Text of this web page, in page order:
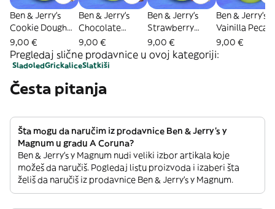
Ben & Jerry's
Cookie Dough
465ml
9,00 €
Ben & Jerry's
Chocolate
Fudge Brownie
465ml
9,00 €
Ben & Jerry's
Strawberry
Cheesecake
465ml
9,00 €
Ben & Jerry's
Vainilla Pecan
Blondie 465ml
9,00 €
Pregledaj slične prodavnice u ovoj kategoriji:
SladoledGrickaliceSlatkiši
Česta pitanja
Šta mogu da naručim iz prodavnice Ben & Jerry's y
Magnum u gradu A Coruna?
Ben & Jerry's y Magnum nudi veliki izbor artikala koje
možeš da naručiš. Pogledaj listu proizvoda i izaberi šta
želiš da naručiš iz prodavnice Ben & Jerry's y Magnum.